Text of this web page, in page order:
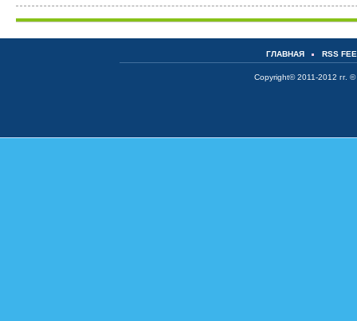
ГЛАВНАЯ RSS
Copyright© 2011-2012 гг. ©